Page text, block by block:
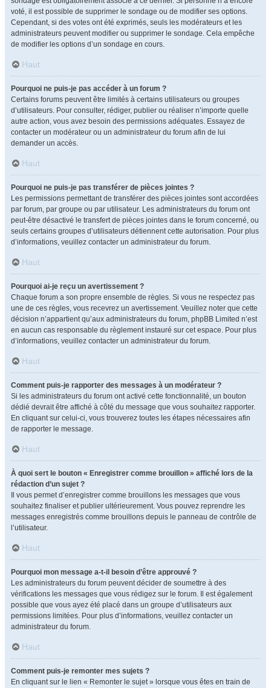
voté, il est possible de supprimer le sondage ou de modifier ses options.
Cependant, si des votes ont été exprimés, seuls les modérateurs et les
administrateurs peuvent modifier ou supprimer le sondage. Cela empêche
de modifier les options d’un sondage en cours.
Haut
Pourquoi ne puis-je pas accéder à un forum ?
Certains forums peuvent être limités à certains utilisateurs ou groupes
d’utilisateurs. Pour consulter, rédiger, publier ou réaliser n’importe quelle
autre action, vous avez besoin des permissions adéquates. Essayez de
contacter un modérateur ou un administrateur du forum afin de lui
demander un accès.
Haut
Pourquoi ne puis-je pas transférer de pièces jointes ?
Les permissions permettant de transférer des pièces jointes sont accordées
par forum, par groupe ou par utilisateur. Les administrateurs du forum ont
peut-être désactivé le transfert de pièces jointes dans le forum concerné, ou
seuls certains groupes d’utilisateurs détiennent cette autorisation. Pour plus
d’informations, veuillez contacter un administrateur du forum.
Haut
Pourquoi ai-je reçu un avertissement ?
Chaque forum a son propre ensemble de règles. Si vous ne respectez pas
une de ces règles, vous recevrez un avertissement. Veuillez noter que cette
décision n’appartient qu’aux administrateurs du forum, phpBB Limited n’est
en aucun cas responsable du règlement instauré sur cet espace. Pour plus
d’informations, veuillez contacter un administrateur du forum.
Haut
Comment puis-je rapporter des messages à un modérateur ?
Si les administrateurs du forum ont activé cette fonctionnalité, un bouton
dédié devrait être affiché à côté du message que vous souhaitez rapporter.
En cliquant sur celui-ci, vous trouverez toutes les étapes nécessaires afin
de rapporter le message.
Haut
À quoi sert le bouton « Enregistrer comme brouillon » affiché lors de la
rédaction d’un sujet ?
Il vous permet d’enregistrer comme brouillons les messages que vous
souhaitez finaliser et publier ultérieurement. Vous pouvez reprendre les
messages enregistrés comme brouillons depuis le panneau de contrôle de
l’utilisateur.
Haut
Pourquoi mon message a-t-il besoin d’être approuvé ?
Les administrateurs du forum peuvent décider de soumettre à des
vérifications les messages que vous rédigez sur le forum. Il est également
possible que vous ayez été placé dans un groupe d’utilisateurs aux
permissions limitées. Pour plus d’informations, veuillez contacter un
administrateur du forum.
Haut
Comment puis-je remonter mes sujets ?
En cliquant sur le lien « Remonter le sujet » lorsque vous êtes en train de